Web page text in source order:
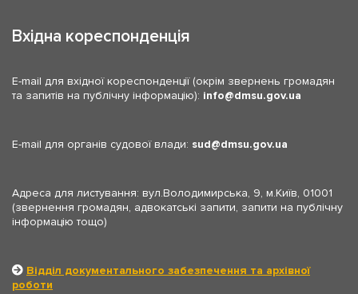
Вхідна кореспонденція
E-mail для вхідної кореспонденції (окрім звернень громадян
та запитів на публічну інформацію): info dmsu.gov.ua
E-mail для органів судової влади: sud dmsu.gov.ua
Адреса для листування: вул.Володимирська, 9, м.Київ, 01001
(звернення громадян, адвокатські запити, запити на публічну
інформацію тощо)
Відділ документального забезпечення та архівної
роботи